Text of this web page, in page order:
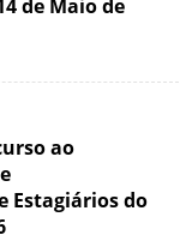
de Maio de
ao
Estagiários do